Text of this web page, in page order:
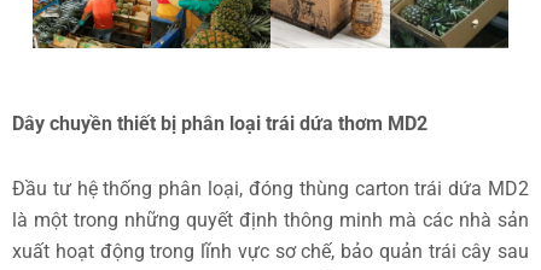
Dây chuyền thiết bị phân loại trái dứa thơm MD2
Đầu tư hệ thống phân loại, đóng thùng carton trái dứa MD2
là một trong những quyết định thông minh mà các nhà sản
xuất hoạt động trong lĩnh vực sơ chế, bảo quản trái cây sau